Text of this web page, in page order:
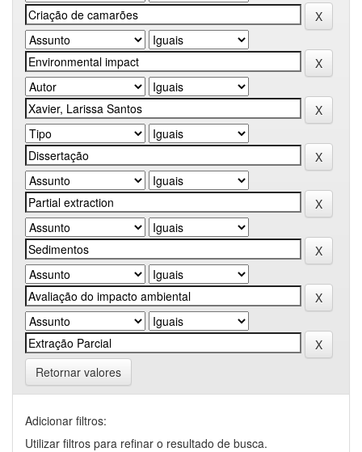
Retornar valores
Adicionar filtros:
Utilizar filtros para refinar o resultado de busca.